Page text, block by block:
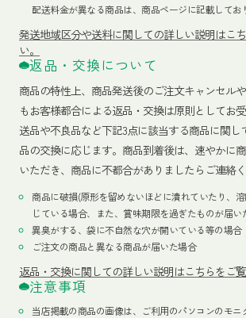
配送料金が異なる商品は、商品ページに記載してお
発送地域区分や送料に関しての詳しい説明はこ
い。
返品・交換について
商品の特性上、商品発送後のご注文キャンセル
もお客様都合による返品・交換は原則としてお
送品や不良品など下記3点に該当する商品に関し
品の交換に応じます。商品到着後は、速やかに
いただき、商品に不都合がありましたらご連絡く
商品に破損(原形を留めないほどに潰れていたり、
じている場合、また、賞味期限を過ぎたものが届い
異臭がする、袋に不自然な穴が開いている等の場合
ご注文の商品と異なる商品が届いた場合
返品・交換に関しての詳しい説明はこちらをご覧
注意事項
当店掲載の商品の画像は、ご利用のパソコンのモニ